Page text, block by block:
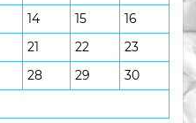
14 15
16
21 22
23
28 29
30